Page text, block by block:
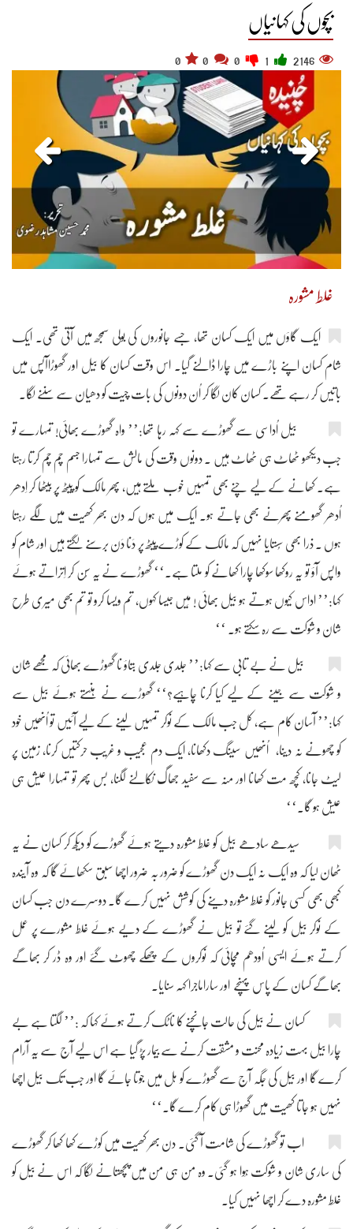
بچوں کی کہانیاں
2146
0
غلط مشورہ
ایک گاؤں میں ایک کسان تھا، جسے جانوروں کی بولی سمجھ میں آتی تھی۔ ایک
شام کسان اپنے باڑے میں چارا ڈالنے گیا۔ اس وقت کسان کا بیل اور گھوڑاآپس میں
باتیں کر رہے تھے۔ کسان کان لگا کر اُن دونوں کی بات چیت کو دھیان سے سننے لگا۔
بیل اُداسی سے گھوڑے سے کہہ رہا تھا:’’ واہ گھوڑے بھائی! تمہارے تو
جب دیکھو ٹھاٹ ہی ٹھاٹ ہیں ۔ دونوں وقت کی مالش سے تمہارا جسم چم چم کرتا رہتا
ہے۔ کھانے کے لیے چنے بھی تمہیں خوب ملتے ہیں، پھر مالک کو پیٹھ پر بیٹھا کر اِدھر
اُدھر گھومنے پھرنے بھی جاتے ہو۔ ایک میں ہوں کہ دن بھر کھیت میں لگے رہتا
ہوں ۔ ذرا بھی سُستایا نہیں کہ مالک کے کوڑے پیٹھ پر دَنا دَن برسنے لگتے ہیں اور شام کو
واپس آؤ تو یہ روکھا سوکھا چارا کھانے کو ملتا ہے۔‘‘ گھوڑے نے یہ سُن کر اِتراتے ہوئے
کہا:’’ اداس کیوں ہوتے ہو بیل بھائی ! مَیں جیسا کہوں، تم ویسا کرو تو تم بھی میری طرح
شان و شوکت سے رہ سکتے ہو۔ ‘‘
بیل نے بے تابی سے کہا:’’ جلدی جلدی بتاؤ نا گھوڑے بھائی کہ مجھے شان
و شوکت سے جینے کے لیے کیا کرنا چاہیے؟‘‘ گھوڑے نے ہنستے ہوئے بیل سے
کہا:’’ آسان کام ہے، کل جب مالک کے نوکر تمہیں لینے کے لیے آئیں تو اُنھیں خود
کو چھونے نہ دینا، اُنھیں سینگ دکھانا، ایک دم عجیب و غریب حرکتیں کرنا، زمین پر
لیٹ جانا، کچھ مت کھانا اور منہ سے سفید جھاگ نکالنے لگنا، بس پھر تو تمہارا عیش ہی
عیش ہو گا۔‘‘
سیدھے سادھے بیل کو غلط مشورہ دیتے ہوئے گھوڑے کو دیکھ کر کسان نے یہ
ٹھان لیا کہ وہ ایک نہ ایک دن گھوڑے کو ضرور بہ ضرور اچھا سبق سکھائے گا کہ وہ آیندہ
کبھی بھی کسی جانور کو غلط مشورہ دینے کی کوشش نہیں کرے گا۔ دوسرے دن جب کسان
کے نوکر بیل کو لینے گئے تو بیل نے گھوڑے کے دیے ہوئے غلط مشورے پر عمل
کرتے ہوئے ایسی اُودھم مچائی کہ نوکروں کے چھکے چھوٹ گئے اور وہ ڈر کر بھاگے
بھاگے کسان کے پاس پہنچے اور ساراماجرا کہہ سنایا۔
کسان نے بیل کی حالت جانچنے کا ناٹک کرتے ہوئے کہا کہ :’’ لگتا ہے بے
چارا بیل بہت زیادہ محنت و مشقت کرنے سے بیمار پڑ گیا ہے اس لیے آج سے یہ آرام
کرے گا اور بیل کی جگہ آج سے گھوڑے کو ہل میں جوتا جائے گا اور جب تک بیل اچھا
نہیں ہو جاتا کھیت میں گھوڑا ہی کام کرے گا۔‘‘
اب تو گھوڑے کی شامت آ گئی۔ دن بھر کھیت میں کوڑے کھا کھا کر گھوڑے
کی ساری شان و شوکت ہَوا ہو گئی۔ وہ من ہی من میں پچھتانے لگا کہ اس نے بیل کو
غلط مشورہ دے کر اچھا نہیں کیا۔